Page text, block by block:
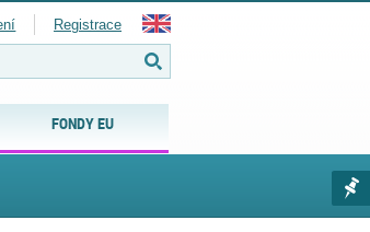
FONDY EU
Registrace